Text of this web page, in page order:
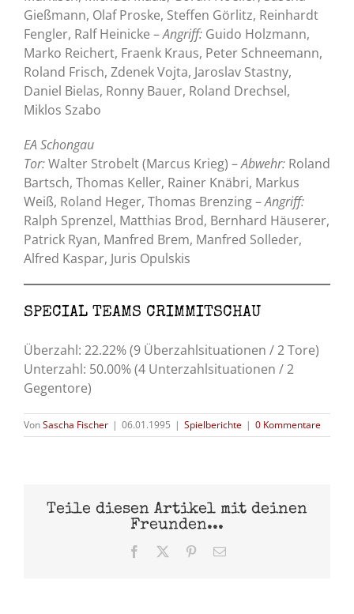
Gießmann, Olaf Proske, Steffen Görlitz, Reinhardt
Fengler, Ralf Heinicke –Angriff: Guido Holzmann,
Marko Reichert, Fraenk Kraus, Peter Schneemann,
Roland Frisch, Zdenek Vojta, Jaroslav Stastny,
Daniel Bielas, Ronny Bauer, Roland Drechsel,
Miklos Szabo
EA Schongau
Tor:Walter Strobelt (Marcus Krieg) –Abwehr: Roland
Bartsch, Thomas Keller, Rainer Knäbri, Markus
Weiß, Roland Heger, Thomas Brenzing –Angriff:
Ralph Sprenzel, Matthias Brod, Bernhard Häuserer,
Patrick Ryan, Manfred Brem, Manfred Solleder,
Alfred Kaspar, Juris Opulskis
SPECIAL TEAMS CRIMMITSCHAU
Überzahl: 22.22% (9 Überzahlsituationen / 2 Tore)
Unterzahl: 50.00% (4 Unterzahlsituationen / 2
Gegentore)
VonSascha Fischer | 06.01.1995 | Spielberichte | 0 Kommentare
Teile diesen Artikel mit deinen
Freunden...
Facebook Pinterest
E-